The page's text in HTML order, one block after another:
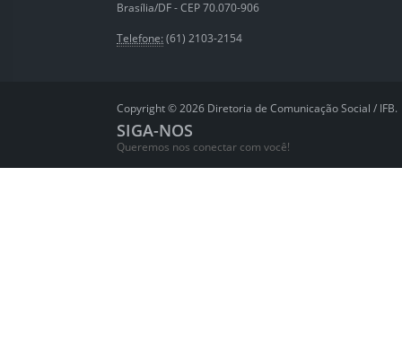
Brasília/DF - CEP 70.070-906
Telefone: (61) 2103-2154
Copyright © 2026 Diretoria de Comunicação Social / IFB.
SIGA-NOS
Queremos nos conectar com você!